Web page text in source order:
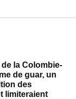
la Colombie-
de guar, un
des
limiteraient